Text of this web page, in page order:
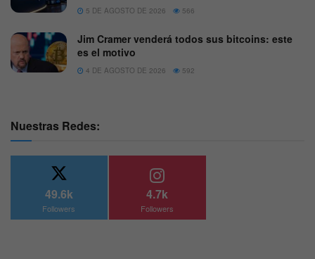
5 DE AGOSTO DE 2026 566
Jim Cramer venderá todos sus bitcoins: este
es el motivo
4 DE AGOSTO DE 2026 592
Nuestras Redes:
49.6k
Followers
4.7k
Followers